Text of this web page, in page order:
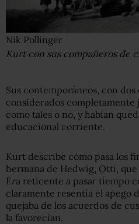
Nik Pollinger
Kurt con sus compañeros de
Sus contemporáneos, con
considerados completamente
como tales o no, y habían
educacional corriente.
Kurt describe cómo pasa los
hermana de Hedwig, Otti,
Era reticente a pasar tiempo
claramente resentía el apego
quejaba de los acuerdos de
la favorecían.